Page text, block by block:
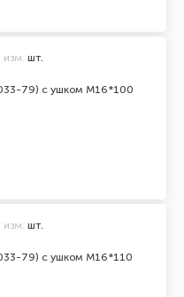
79) с ушком М16*100
изм. шт.
79) с ушком М16*110
изм. шт.